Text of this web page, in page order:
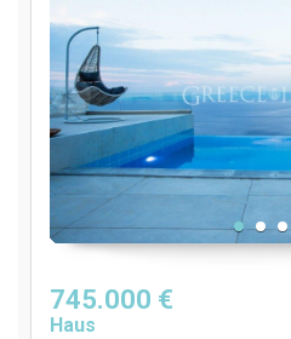
745.000 €
Haus